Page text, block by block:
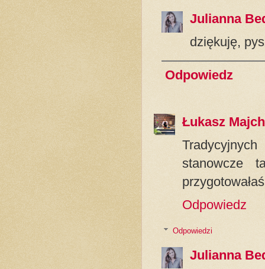
Julianna
dziękuję,
Odpowiedz
Łukasz
stanowcze
Odpowiedz
Odpowiedzi
Julianna